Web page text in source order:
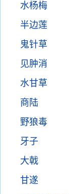
水杨梅
半边莲
鬼针草
见肿消
水甘草
商陆
野狼毒
牙子
大戟
甘遂